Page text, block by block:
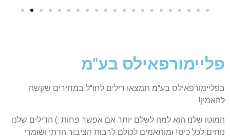
פליימורפאילס בע"מ
בפליימורפאילס בע"מ תמצאו דילים לחו"ל במחירים שקשה
להאמין!
המוטו שלנו הוא למה לשלם יותר אם אפשר פחות :) הדילים שלנו
נוחים לכל כיס! ומותאמים לכולם לרבות הציבור הדתי ושומרי